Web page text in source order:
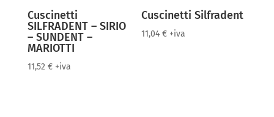
Cuscinetti
SILFRADENT – SIRIO
– SUNDENT –
MARIOTTI
11,52 € +iva
Cuscinetti Silfradent
11,04€ +iva